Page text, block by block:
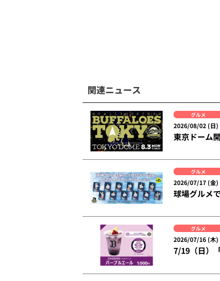
関連ニュース
グルメ
2026/08/02 (日)
東京ドーム
グルメ
2026/07/17 (金)
球場グルメ
グルメ
2026/07/16 (木)
7/19（日）